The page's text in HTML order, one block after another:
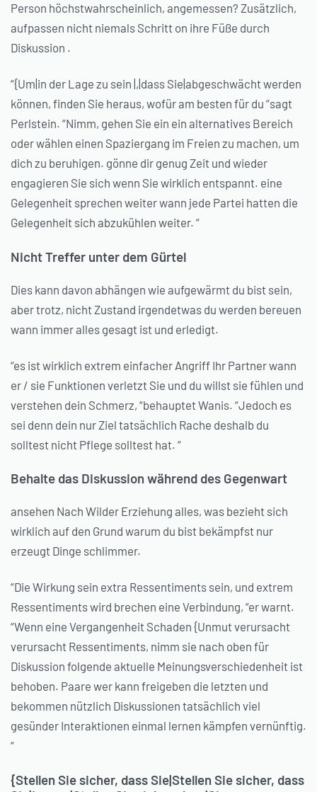
Person höchstwahrscheinlich, angemessen? Zusätzlich,
aufpassen nicht niemals Schritt on ihre Füße durch
Diskussion .
“{Um|in der Lage zu sein |,|dass Sie|abgeschwächt werden
können, finden Sie heraus, wofür am besten für du “sagt
Perlstein. “Nimm, gehen Sie ein ein alternatives Bereich
oder wählen einen Spaziergang im Freien zu machen, um
dich zu beruhigen. gönne dir genug Zeit und wieder
engagieren Sie sich wenn Sie wirklich entspannt. eine
Gelegenheit sprechen weiter wann jede Partei hatten die
Gelegenheit sich abzukühlen weiter. “
Nicht Treffer unter dem Gürtel
Dies kann davon abhängen wie aufgewärmt du bist sein,
aber trotz, nicht Zustand irgendetwas du werden bereuen
wann immer alles gesagt ist und erledigt.
“es ist wirklich extrem einfacher Angriff Ihr Partner wann
er / sie Funktionen verletzt Sie und du willst sie fühlen und
verstehen dein Schmerz, “behauptet Wanis. “Jedoch es
sei denn dein nur Ziel tatsächlich Rache deshalb du
solltest nicht Pflege solltest hat. “
Behalte das Diskussion während des Gegenwart
ansehen Nach Wilder Erziehung alles, was bezieht sich
wirklich auf den Grund warum du bist bekämpfst nur
erzeugt Dinge schlimmer.
“Die Wirkung sein extra Ressentiments sein, und extrem
Ressentiments wird brechen eine Verbindung, “er warnt.
“Wenn eine Vergangenheit Schaden {Unmut verursacht
verursacht Ressentiments, nimm sie nach oben für
Diskussion folgende aktuelle Meinungsverschiedenheit ist
behoben. Paare wer kann freigeben die letzten und
bekommen nützlich Diskussionen tatsächlich viel
gesünder Interaktionen einmal lernen kämpfen vernünftig.
“
{Stellen Sie sicher, dass Sie|Stellen Sie sicher, dass